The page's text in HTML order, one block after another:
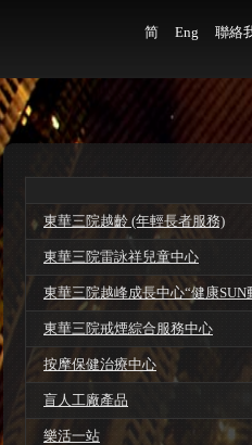
简 Eng 聯絡
東華三院越齡 (年輕長者服務)
東華三院雷詠祥兒童中心
東華三院越峰成長中心“健康
東華三院戒煙綜合服務中心
按摩保健治療中心
盲人工廠產品
樂活一站